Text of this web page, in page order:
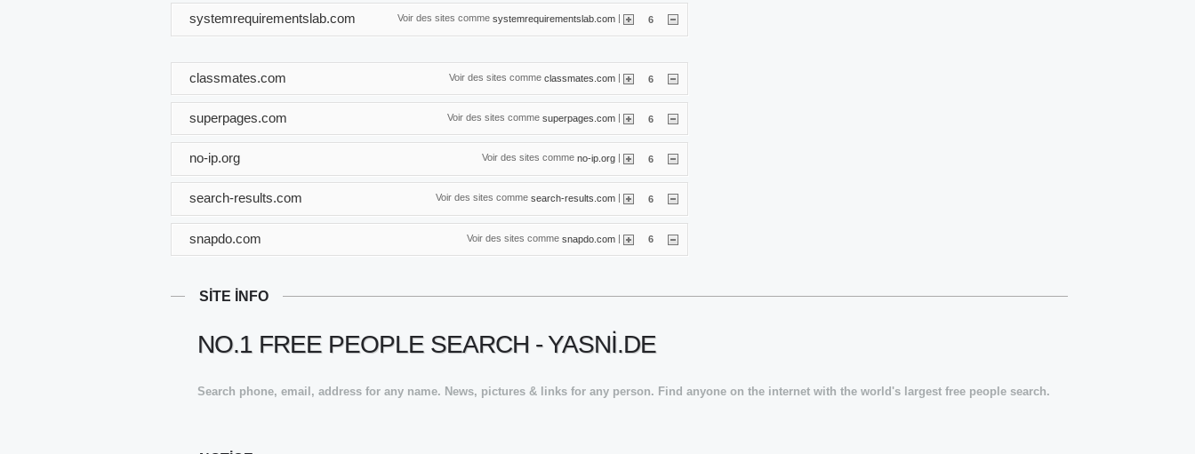
Voir des sites comme systemrequirementslab.com 6
systemrequirementslab.com
Voir des sites comme classmates.com | 6
classmates.com
Voir des sites comme superpages.com | 6
superpages.com
Voir des sites comme no-ip.org | 6
no-ip.org
Voir des sites comme search-results.com 6
search-results.com
Voir des sites comme snapdo.com | 6
snapdo.com
SITE INFO
NO.1 FREE PEOPLE SEARCH - YASNI.DE
Search phone, email, address for any name. News, pictures & links for any person. Find anyone on the internet with the world's largest free people search.